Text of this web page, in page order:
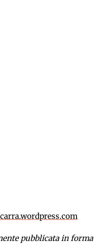
pubblicata in forma